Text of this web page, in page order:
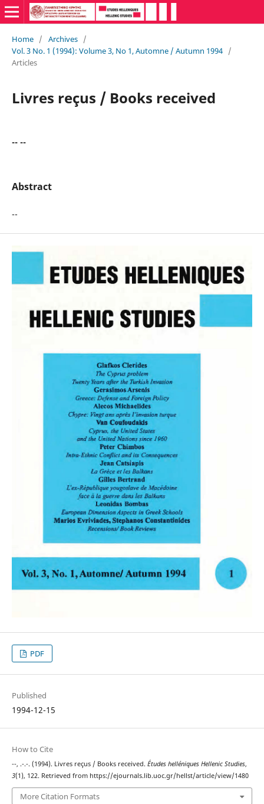
Home / Archives /
Vol. 3 No. 1 (1994): Volume 3, No 1, Automne / Autumn 1994 /
Articles
Livres reçus / Books received
-- --
Abstract
--
PDF
Published
1994-12-15
How to Cite
--, .-.-. (1994). Livres reçus / Books received. Études helléniques Hellenic Studies,
3(1), 122. Retrieved from https://ejournals.lib.uoc.gr/hellst/article/view/1480
More Citation Formats